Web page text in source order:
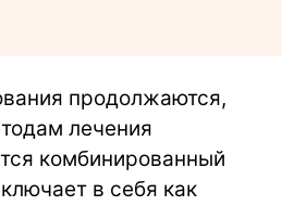
продолжаются,
лечения
комбинированный
в себя как